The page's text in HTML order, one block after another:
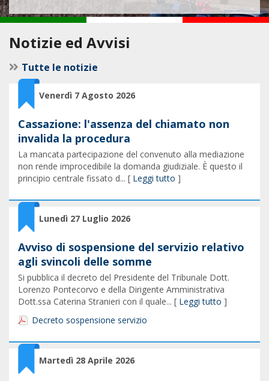
Notizie ed Avvisi
Tutte le notizie
Venerdì 7 Agosto 2026
Cassazione: l'assenza del chiamato non
invalida la procedura
La mancata partecipazione del convenuto alla mediazione
non rende improcedibile la domanda giudiziale. È questo il
principio centrale fissato d... [ Leggi tutto ]
Lunedì 27 Luglio 2026
Avviso di sospensione del servizio relativo
agli svincoli delle somme
Si pubblica il decreto del Presidente del Tribunale Dott.
Lorenzo Pontecorvo e della Dirigente Amministrativa
Dott.ssa Caterina Stranieri con il quale... [ Leggi tutto ]
Decreto sospensione servizio
Martedì 28 Aprile 2026